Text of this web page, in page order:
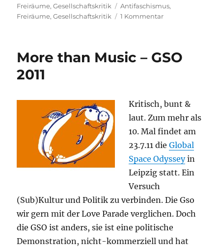
am
Freiräume,Gesellschaftskritik Schlagwörter
Antifaschismus,
Freiräume,Gesellschaftskritik 1 Kommentarzu
Global
More than Music – GSO
2011
Kritisch, bunt &
laut. Zum mehr als
10. Mal findet am
23.7.11 dieGlobal
Space Odysseyin
Leipzig statt. Ein
Versuch
(Sub)Kultur und Politik zu verbinden. Die Gso
wir gern mit der Love Parade verglichen. Doch
die GSO ist anders, sie ist eine politische
Demonstration, nicht-kommerziell und hat